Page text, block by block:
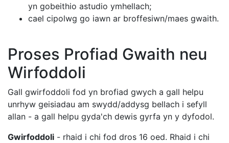
yn gobeithio astudio ymhellach;
cael cipolwg go iawn ar broffesiwn/maes gwaith.
Proses Profiad Gwaith neu
Wirfoddoli
Gall gwirfoddoli fod yn brofiad gwych a gall helpu
unrhyw geisiadau am swydd/addysg bellach i sefyll
allan - a gall helpu gyda'ch dewis gyrfa yn y dyfodol.
Gwirfoddoli - rhaid i chi fod dros 16 oed. Rhaid i chi